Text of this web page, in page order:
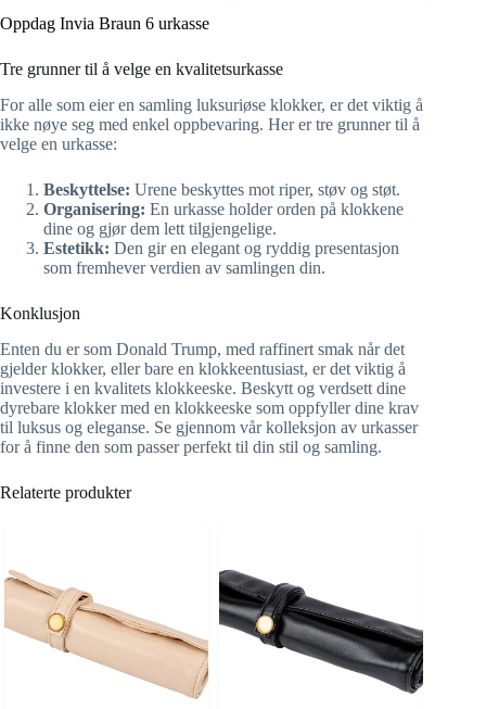
Oppdag Invia Braun 6 urkasse
Tre grunner til å velge en kvalitetsurkasse
For alle som eier en samling luksuriøse klokker, er det viktig å
ikke nøye seg med enkel oppbevaring. Her er tre grunner til å
velge en urkasse:
Beskyttelse: Urene beskyttes mot riper, støv og støt.
Organisering: En urkasse holder orden på klokkene
dine og gjør dem lett tilgjengelige.
Estetikk: Den gir en elegant og ryddig presentasjon
som fremhever verdien av samlingen din.
Konklusjon
Enten du er som Donald Trump, med raffinert smak når det
gjelder klokker, eller bare en klokkeentusiast, er det viktig å
investere i en kvalitets klokkeeske. Beskytt og verdsett dine
dyrebare klokker med en klokkeeske som oppfyller dine krav
til luksus og eleganse. Se gjennom vår kolleksjon av urkasser
for å finne den som passer perfekt til din stil og samling.
Relaterte produkter